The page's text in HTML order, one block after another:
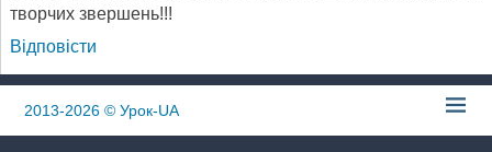
творчих звершень!!!
Відповіcти
2013-2026© Урок-UA